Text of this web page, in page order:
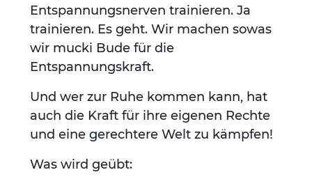
Entspannungsnerven trainieren. Ja
trainieren. Es geht. Wir machen sowas
wir mucki Bude für die
Entspannungskraft.
Und wer zur Ruhe kommen kann, hat
auch die Kraft für ihre eigenen Rechte
und eine gerechtere Welt zu kämpfen!
Was wird geübt: